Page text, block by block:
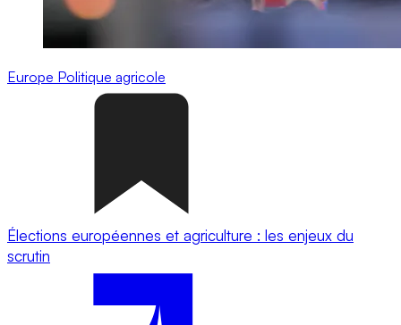
Europe Politique agricole
Élections européennes et agriculture : les enjeux du
scrutin